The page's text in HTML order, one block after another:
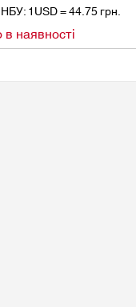
1USD = 44.75 грн.
наявності